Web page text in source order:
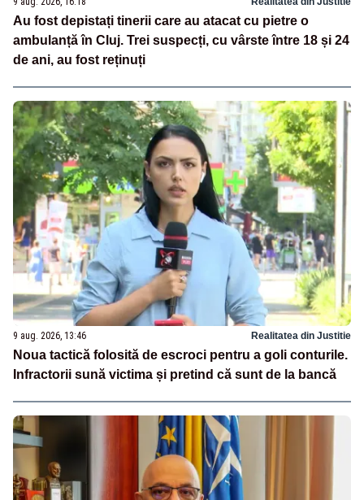
Au fost depistați tinerii care au atacat cu pietre o
ambulanță în Cluj. Trei suspecți, cu vârste între 18 și 24
de ani, au fost reținuți
9 aug. 2026, 13:46 Realitatea din Justitie
Noua tactică folosită de escroci pentru a goli conturile.
Infractorii sună victima și pretind că sunt de la bancă